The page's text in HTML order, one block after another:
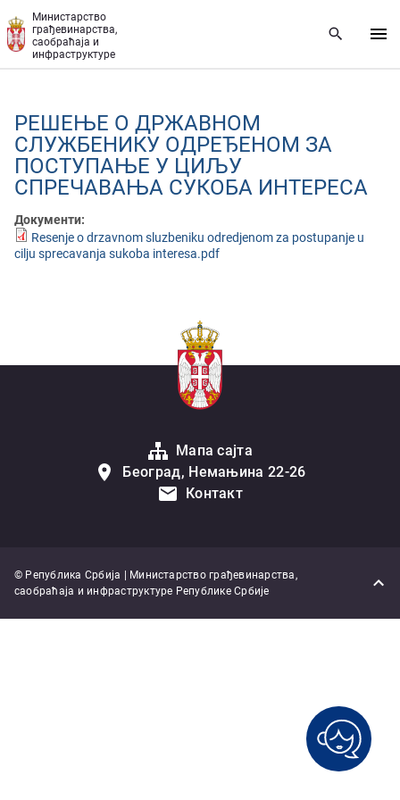
Министарство
грађевинарства,
саобраћаја и
инфраструктуре
РЕШЕЊЕ О ДРЖАВНОМ
СЛУЖБЕНИКУ ОДРЕЂЕНОМ ЗА
ПОСТУПАЊЕ У ЦИЉУ
СПРЕЧАВАЊА СУКОБА ИНТЕРЕСА
Документи:
Resenje o drzavnom sluzbeniku odredjenom za postupanje u
cilju sprecavanja sukoba interesa.pdf
Мапа сајта
Београд, Немањина 22-26
Контакт
© Република Србија | Министарство грађевинарства,
саобраћаја и инфраструктуре Републике Србије